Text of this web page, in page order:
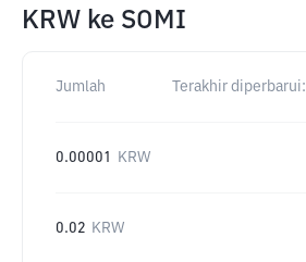
KRW ke SOMI
Jumlah Terakhir diperbarui:
0.00001 KRW
0.02 KRW